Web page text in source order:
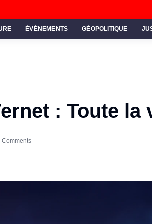
ÉVÉNEMENTS GÉOPOLITIQUE
: Toute la
Comments